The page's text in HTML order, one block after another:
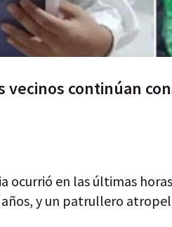
vecinos continúan
ocurrió en las últimas
y un patrullero